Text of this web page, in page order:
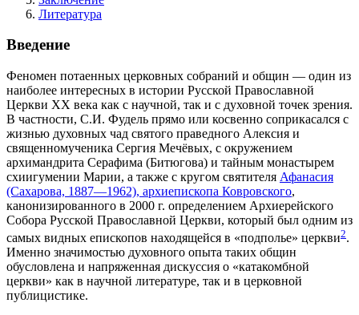
Литература
Введение
Феномен потаенных церковных собраний и общин — один из
наиболее интересных в истории Русской Православной
Церкви ХХ века как с научной, так и с духовной точек зрения.
В частности, С.И. Фудель прямо или косвенно соприкасался с
жизнью духовных чад святого праведного Алексия и
священномученика Сергия Мечёвых, с окружением
архимандрита Серафима (Битюгова) и тайным монастырем
схиигумении Марии, а также с кругом святителя Афанасия
(Сахарова, 1887—1962), архиепископа Ковровского,
канонизированного в 2000 г. определением Архиерейского
Собора Русской Православной Церкви, который был одним из
самых видных епископов находящейся в «подполье» церкви2.
Именно значимостью духовного опыта таких общин
обусловлена и напряженная дискуссия о «катакомбной
церкви» как в научной литературе, так и в церковной
публицистике.